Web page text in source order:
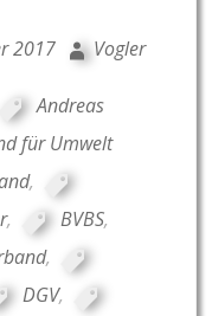
2017 Vogler
Andreas
für Umwelt
,
, BVBS,
,
DGV,